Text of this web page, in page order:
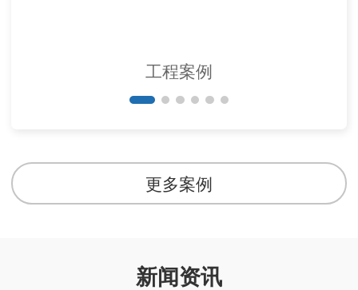
工程案例
更多案例
新闻资讯